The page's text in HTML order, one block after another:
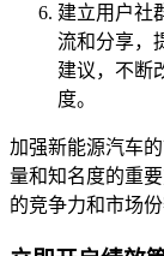
建立用户社
流和分享，
建议，不断
度。
加强新能源汽车
量和知名度的重
的竞争力和市场